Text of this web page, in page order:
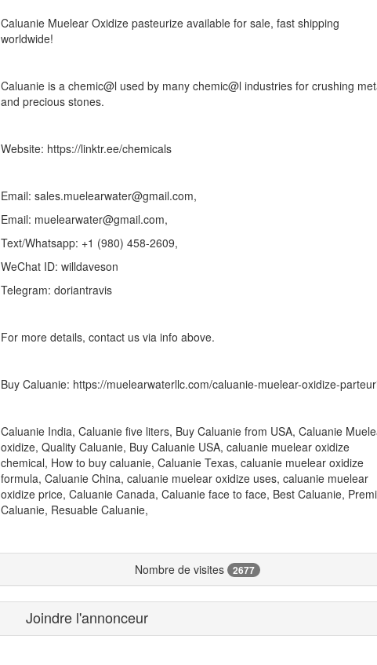
Caluanie Muelear Oxidize pasteurize available for sale, fast shipping
worldwide!
Caluanie is a chemic@l used by many chemic@l industries for crushing
and precious stones.
Website: https://linktr.ee/chemicals
Email: sales.muelearwater@gmail.com,
Email: muelearwater@gmail.com,
Text/Whatsapp: +1 (980) 458-2609‬,
WeChat ID: willdaveson
Telegram: doriantravis
For more details, contact us via info above.
Buy Caluanie: https://muelearwaterllc.com/caluanie-muelear-oxidize-
Caluanie India, Caluanie five liters, Buy Caluanie from USA, Caluanie
oxidize, Quality Caluanie, Buy Caluanie USA, caluanie muelear oxidize
chemical, How to buy caluanie, Caluanie Texas, caluanie muelear oxidize
formula, Caluanie China, caluanie muelear oxidize uses, caluanie muelear
oxidize price, Caluanie Canada, Caluanie face to face, Best Caluanie,
Caluanie, Resuable Caluanie,
Nombre de visites 2677
Joindre l'annonceur